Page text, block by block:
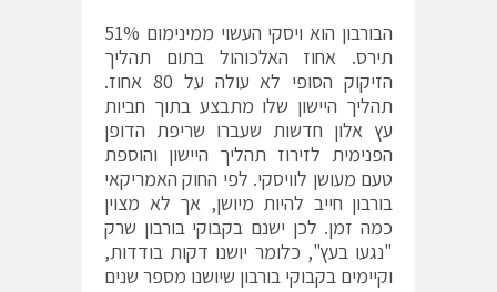
הבורבון הוא ויסקי העשוי ממינימום 51%
תירס. אחוז האלכוהול בתום תהליך
הזיקוק הסופי לא עולה על 80 אחוז.
תהליך היישון שלו מתבצע בתוך חביות
עץ אלון חדשות שעברו שריפת הדופן
הפנימית לזירוז תהליך היישון והוספת
טעם מעושן לוויסקי. לפי החוק האמריקאי
בורבון חייב להיות מיושן, אך לא מצוין
כמה זמן. לכן ישנם בקבוקי בורבון שרק
"נגעו בעץ", כלומר יושנו דקות בודדות,
וקיימים בקבוקי בורבון שיושנו מספר שנים